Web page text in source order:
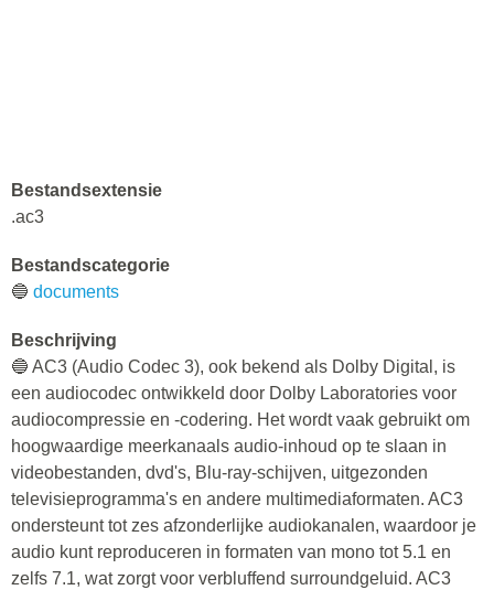
Bestandsextensie
.ac3
Bestandscategorie
🔵 documents
Beschrijving
🔵 AC3 (Audio Codec 3), ook bekend als Dolby Digital, is
een audiocodec ontwikkeld door Dolby Laboratories voor
audiocompressie en -codering. Het wordt vaak gebruikt om
hoogwaardige meerkanaals audio-inhoud op te slaan in
videobestanden, dvd's, Blu-ray-schijven, uitgezonden
televisieprogramma's en andere multimediaformaten. AC3
ondersteunt tot zes afzonderlijke audiokanalen, waardoor je
audio kunt reproduceren in formaten van mono tot 5.1 en
zelfs 7.1, wat zorgt voor verbluffend surroundgeluid. AC3